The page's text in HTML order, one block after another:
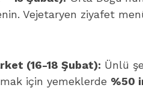
Vejetaryen ziyafet
(16-18 Şubat): Ünlü
için yemeklerde %50